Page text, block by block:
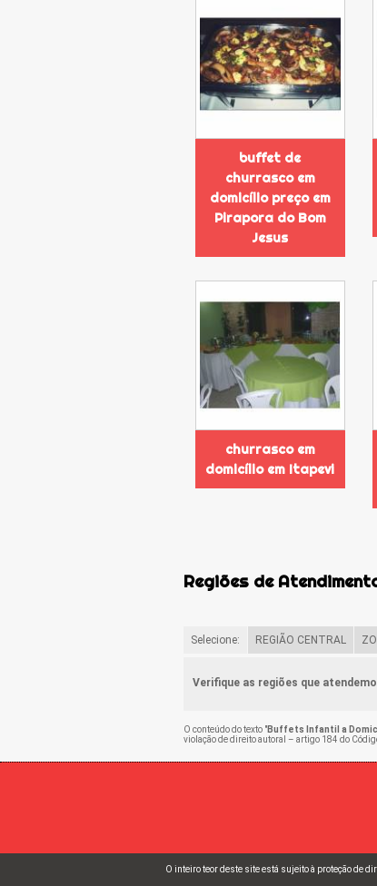
buffet de
churrasco em
domicílio preço em
Pirapora do Bom
Jesus
churrasco em
domicílio em Itapevi
Regiões de
Selecione: REGIÃO CENTRAL
Verifique as regiões que
O conteúdo do texto "Buffets Infantil a
violação de direito autoral – artigo 184 do
O inteiro teor deste site está sujeito à proteção de